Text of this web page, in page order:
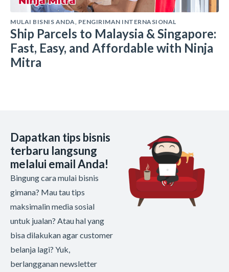
MULAI BISNIS ANDA PENGIRIMAN INTERNASIONAL
Ship Parcels to Malaysia & Singapore:
Fast, Easy, and Affordable with Ninja
Mitra
Dapatkan tips bisnis
terbaru langsung
melalui email Anda!
Bingung cara mulai bisnis
gimana? Mau tau tips
maksimalin media sosial
untuk jualan? Atau hal yang
bisa dilakukan agar customer
belanja lagi? Yuk,
berlangganan newsletter